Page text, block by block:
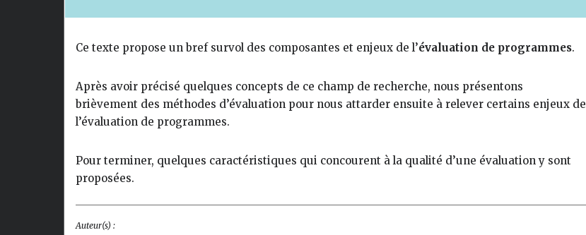
Ce texte propose un bref survol des composantes et enjeux de l’évaluation de programmes.
Après avoir précisé quelques concepts de ce champ de recherche, nous présentons
brièvement des méthodes d’évaluation pour nous attarder ensuite à relever certains enjeux de
l’évaluation de programmes.
Pour terminer, quelques caractéristiques qui concourent à la qualité d’une évaluation y sont
proposées.
Auteur(s) :